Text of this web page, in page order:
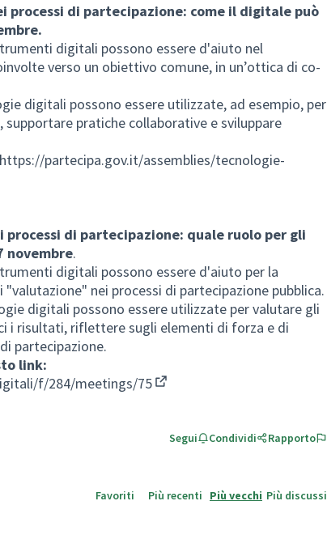
processi di partecipazione: come il digitale può
digitali possono essere d'aiuto nel
verso un obiettivo comune, in un’ottica di co-
digitali possono essere utilizzate, ad esempio, per
pratiche collaborative e sviluppare
https://partecipa.gov.it/assemblies/tecnologie-
di partecipazione: quale ruolo per gli
novembre.
digitali possono essere d'aiuto per la
nei processi di partecipazione pubblica.
digitali possono essere utilizzate per valutare gli
i risultati, riflettere sugli elementi di forza e di
partecipazione.
link:
f/284/meetings/75
Segui Condividi Rapporto
Favoriti Più recenti Più vecchi Più discussi